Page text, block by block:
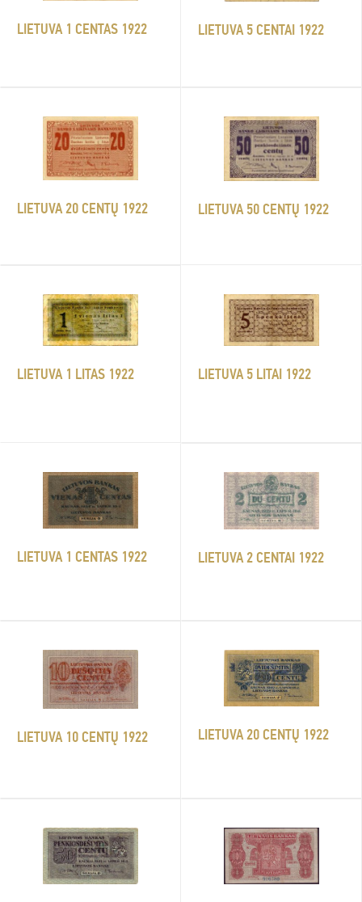
LIETUVA 1 CENTAS 1922 LIETUVA 5 CENTAI 1922
LIETUVA 20 CENTŲ 1922 LIETUVA 50 CENTŲ 1922
LIETUVA 1 LITAS 1922 LIETUVA 5 LITAI 1922
LIETUVA 1 CENTAS 1922 LIETUVA 2 CENTAI 1922
LIETUVA 10 CENTŲ 1922 LIETUVA 20 CENTŲ 1922